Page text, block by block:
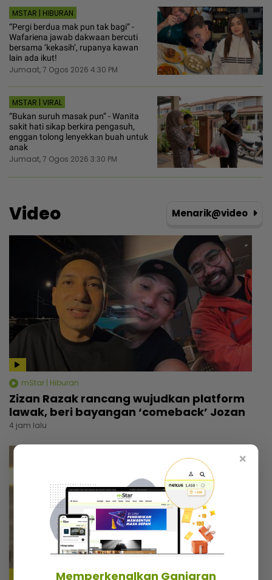
MSTAR | HIBURAN
“Pergi berdua mak pun tak bagi” -
Wafariena jawab dakwaan bercuti
bersama ‘kekasih’, rupanya kawan
lain ada ikut!
Jumaat, 7 Ogos 2026 4:30 PM
MSTAR | VIRAL
“Bukan suruh masak pun” - Wanita
sakit hati sikap berkira pengasuh,
enggan tolong lenyekkan buah untuk
anak
Jumaat, 7 Ogos 2026 3:30 PM
Video Menarik@video
mStar | Hiburan
Zizan Razak rancang wujudkan platform
lawak, beri bayangan ‘comeback’ Jozan
4 jam lalu
×
Memperkenalkan Ganjaran